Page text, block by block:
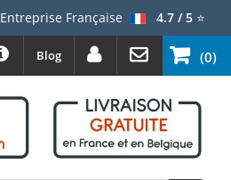
Entreprise Française 4.7 / 5⭐
(0)
Blog